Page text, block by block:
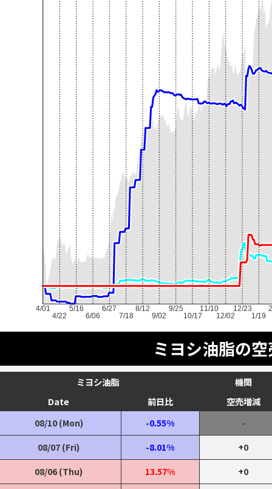
4/01
4/22
5/16
6/06
6/27
7/18
8/12
9/02
9/25
10/17
11/10
12/02
12/23
1/19
ミヨシ油脂の
ミヨシ油脂
機関
Date
前日比 空売増減
08/10 (Mon) -0.55%
-
08/07 (Fri)
-8.01%
+0
08/06 (Thu)
13.57%
+0